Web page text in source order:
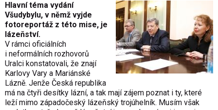
Hlavní téma vydání
Všudybylu, v němž vyjde
fotoreportáž z této mise, je
lázeňství.
V rámci oficiálních
i neformálních rozhovorů
Uralci konstatovali, že znají
Karlovy Vary a Mariánské
Lázně. Jenže Česká republika
má na čtyři desítky lázní, a tak mají zájem poznat i ty, které
leží mimo západočeský lázeňský trojúhelník. Musím však